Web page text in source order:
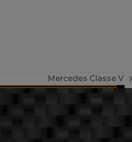
next
Mercedes Classe V